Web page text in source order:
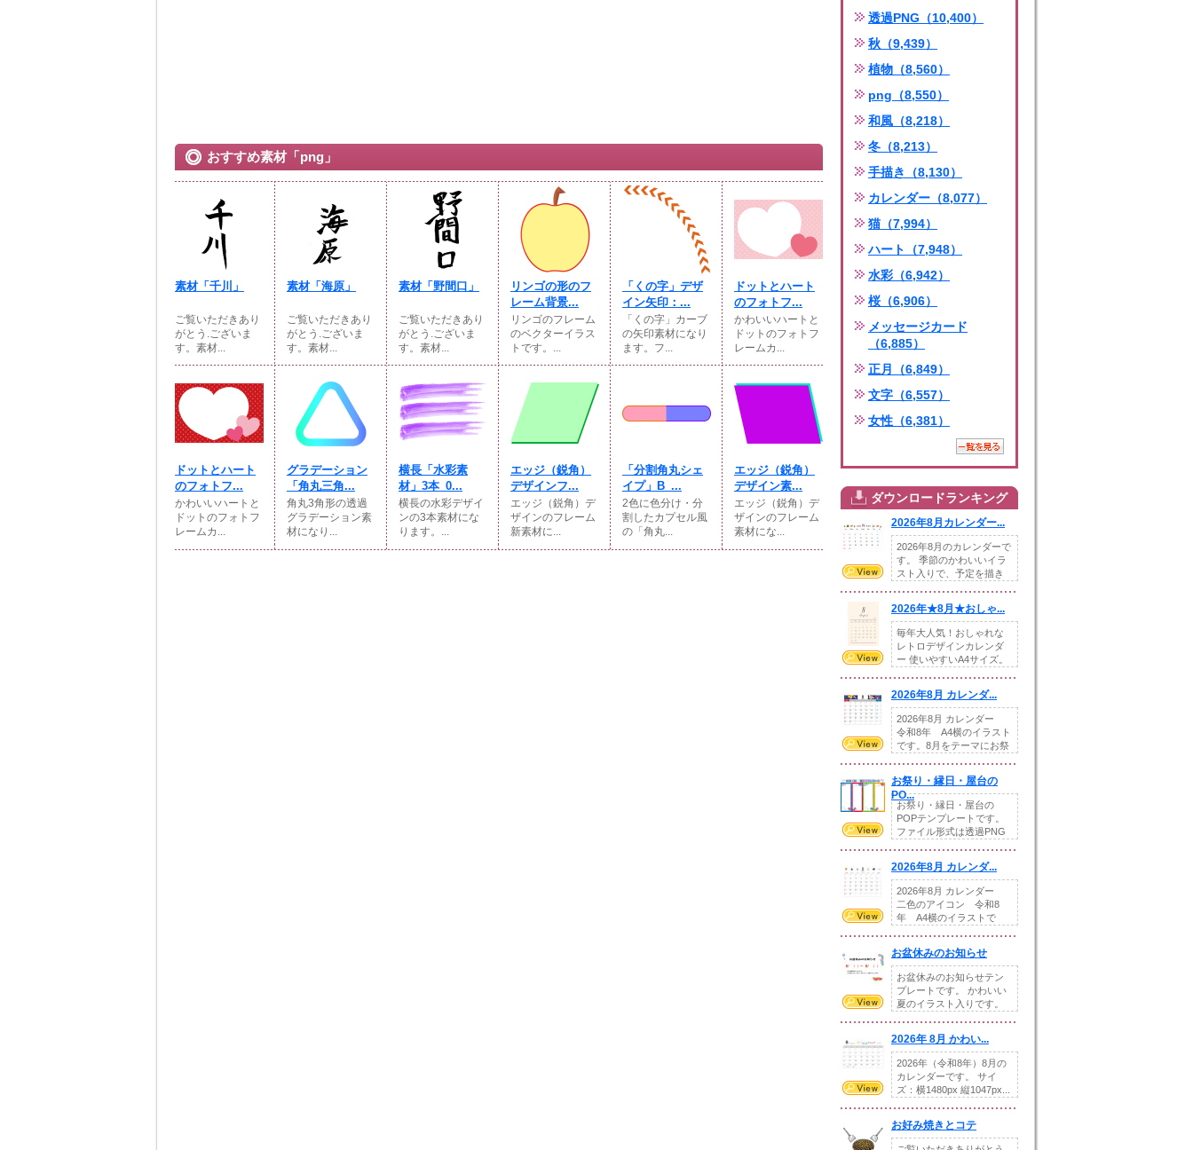
おすすめ素材「png」
素材「千川」
ご覧いただきあり
がとう.ございま
す。素材...
素材「海原」
ご覧いただきあり
がとう.ございま
す。素材...
素材「野間口」
ご覧いただきあり
がとう.ございま
す。素材...
リンゴの形のフ
レーム背景...
リンゴのフレーム
のベクターイラス
トです。...
「くの字」デザ
イン矢印：...
「くの字」カーブ
の矢印素材になり
ます。フ...
ドットとハート
のフォトフ...
かわいいハートと
ドットのフォトフ
レームカ...
ドットとハート
のフォトフ...
かわいいハートと
ドットのフォトフ
レームカ...
グラデーション
「角丸三角...
角丸3角形の透過
グラデーション素
材になり...
横長「水彩素
材」3本_0...
横長の水彩デザイ
ンの3本素材にな
ります。...
エッジ（鋭角）
デザインフ...
エッジ（鋭角）デ
ザインのフレーム
新素材に...
「分割角丸シェ
イプ」B_...
2色に色分け・分
割したカプセル風
の「角丸...
エッジ（鋭角）
デザイン素...
エッジ（鋭角）デ
ザインのフレーム
素材にな...
透過PNG（10,400）
秋（9,439）
植物（8,560）
png（8,550）
和風（8,218）
冬（8,213）
手描き（8,130）
カレンダー（8,077）
猫（7,994）
ハート（7,948）
水彩（6,942）
桜（6,906）
メッセージカード
（6,885）
正月（6,849）
文字（6,557）
女性（6,381）
ダウンロードランキング
2026年8月カレンダー...
2026年8月のカレンダーで
す。 季節のかわいいイラ
スト入りで、予定を描き
2026年★8月★おしゃ...
毎年大人気！おしゃれな
レトロデザインカレンダ
ー 使いやすいA4サイズ。
2026年8月 カレンダ...
2026年8月 カレンダー
令和8年 A4横のイラスト
です。8月をテーマにお祭
お祭り・縁日・屋台の
PO...
お祭り・縁日・屋台の
POPテンプレートです。
ファイル形式は透過PNG
2026年8月 カレンダ...
2026年8月 カレンダー
二色のアイコン 令和8
年 A4横のイラストで
お盆休みのお知らせ
お盆休みのお知らせテン
プレートです。 かわいい
夏のイラスト入りです。
2026年 8月 かわい...
2026年（令和8年）8月の
カレンダーです。 サイ
ズ：横1480px 縦1047px...
お好み焼きとコテ